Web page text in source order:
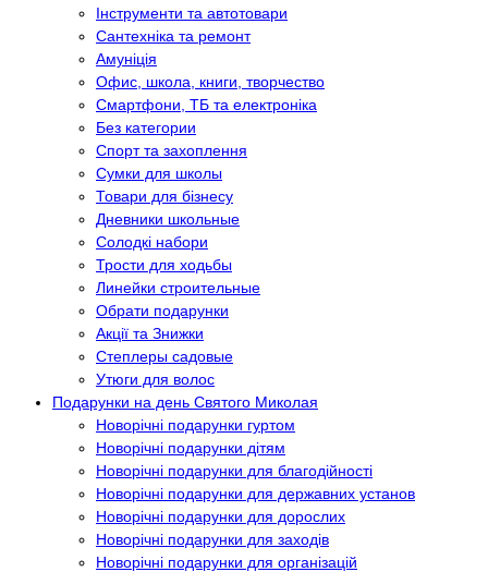
Інструменти та автотовари
Сантехніка та ремонт
Амуніція
Офис, школа, книги, творчество
Смартфони, ТБ та електроніка
Без категории
Спорт та захоплення
Сумки для школы
Товари для бізнесу
Дневники школьные
Солодкі набори
Трости для ходьбы
Линейки строительные
Обрати подарунки
Акції та Знижки
Степлеры садовые
Утюги для волос
Подарунки на день Святого Миколая
Новорічні подарунки гуртом
Новорічні подарунки дітям
Новорічні подарунки для благодійності
Новорічні подарунки для державних установ
Новорічні подарунки для дорослих
Новорічні подарунки для заходів
Новорічні подарунки для організацій